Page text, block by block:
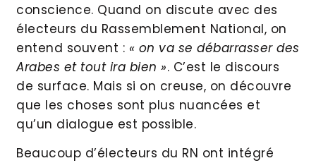
conscience. Quand on discute avec des
électeurs du Rassemblement National, on
entend souvent : « on va se débarrasser des
Arabes et tout ira bien ». C’est le discours
de surface. Mais si on creuse, on découvre
que les choses sont plus nuancées et
qu’un dialogue est possible.
Beaucoup d’électeurs du RN ont intégré